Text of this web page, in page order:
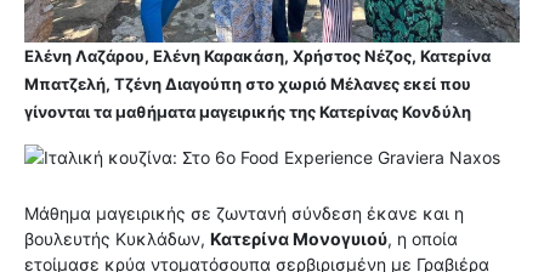
Ελένη Λαζάρου, Ελένη Καρακάση, Χρήστος Νέζος, Κατερίνα
Μπατζελή, Τζένη Διαγούπη στο χωριό Μέλανες εκεί που
γίνονται τα μαθήματα μαγειρικής τηςΚατερίνας Κονδύλη
Μάθημα μαγειρικής σε ζωντανή σύνδεση έκανε και η
βουλευτής Κυκλάδων, Κατερίνα Μονογυιού, η οποία
ετοίμασε κρύα ντοματόσουπα σερβιρισμένη με Γραβιέρα